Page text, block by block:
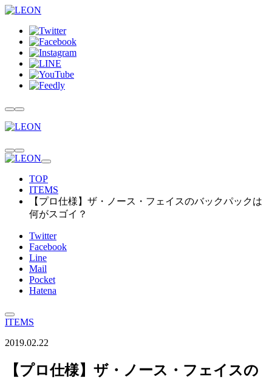
TOP
ITEMS
【プロ仕様】ザ・ノース・フェイスのバックパックは
何がスゴイ？
Twitter
Facebook
Line
Mail
Pocket
Hatena
ITEMS
2019.02.22
【プロ仕様】ザ・ノース・フェイスの